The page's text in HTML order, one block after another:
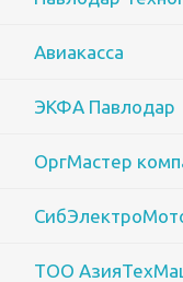
Авиакасса
ЭКФА Павлодар
ОргМастер
ТОО